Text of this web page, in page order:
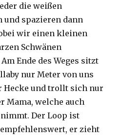
die weißen
spazieren dann
wir einen kleinen
Schwänen
Ende des Weges sitzt
nur Meter von uns
und trollt sich nur
welche auch
Der Loop ist
er zieht